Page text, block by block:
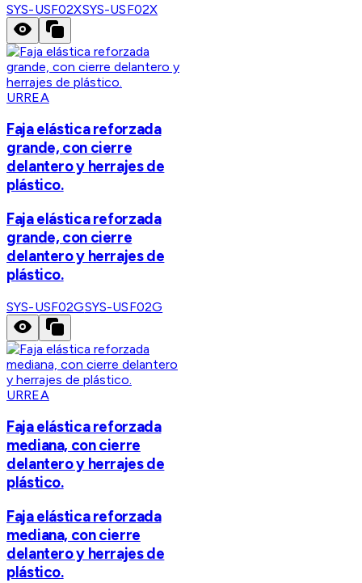
SYS-USF02XSYS-USF02X
URREA
Faja elástica reforzada
grande, con cierre
delantero y herrajes de
plástico.
Faja elástica reforzada
grande, con cierre
delantero y herrajes de
plástico.
SYS-USF02GSYS-USF02G
URREA
Faja elástica reforzada
mediana, con cierre
delantero y herrajes de
plástico.
Faja elástica reforzada
mediana, con cierre
delantero y herrajes de
plástico.